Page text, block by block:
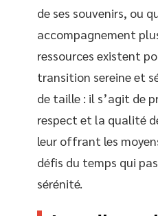
de ses souvenirs, ou
accompagnement
ressources existent
transition sereine et
de taille : il s’agit de
respect et la qualité
leur offrant les
défis du temps qui
sérénité.